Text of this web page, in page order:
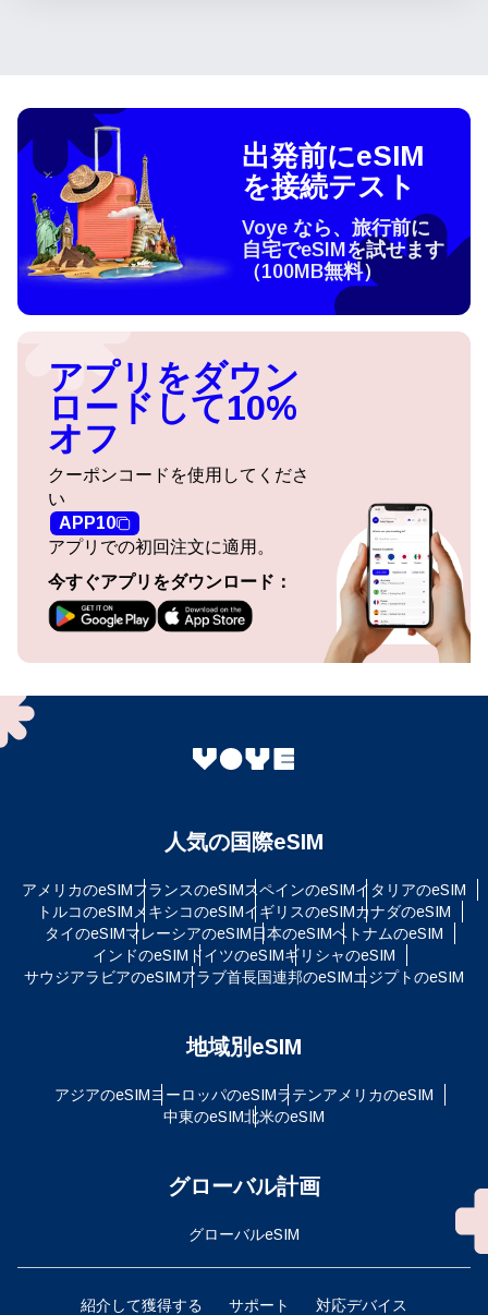
出発前にeSIM
を接続テスト
Voye なら、旅行前に
自宅でeSIMを試せます
（100MB無料）
アプリをダウン
ロードして10%
オフ
クーポンコードを使用してくださ
い
APP10
アプリでの初回注文に適用。
今すぐアプリをダウンロード：
人気の国際eSIM
アメリカのeSIMフランスのeSIMスペインのeSIMイタリアのeSIM
トルコのeSIM メキシコのeSIMイギリスのeSIMカナダのeSIM
タイのeSIMマレーシアのeSIM日本のeSIMベトナムのeSIM
インドのeSIM ドイツのeSIMギリシャのeSIM
サウジアラビアのeSIMアラブ首長国連邦のeSIMエジプトのeSIM
地域別eSIM
アジアのeSIMヨーロッパのeSIMラテンアメリカのeSIM
中東のeSIM北米のeSIM
グローバル計画
グローバルeSIM
紹介して獲得する サポート 対応デバイス